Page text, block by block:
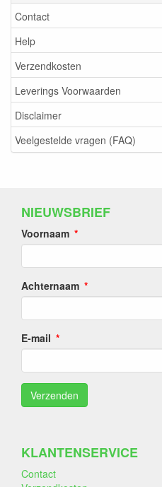
Contact
Help
Verzendkosten
Leverings Voorwaarden
Disclaimer
Veelgestelde vragen (FAQ)
NIEUWSBRIEF
Voornaam
Achternaam
E-mail
KLANTENSERVICE
Contact